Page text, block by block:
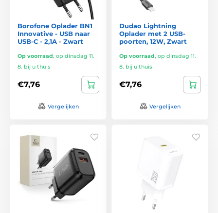
Borofone Oplader BN1
Innovative - USB naar
USB-C - 2,1A - Zwart
Op voorraad, op dinsdag 11.
8. bij u thuis
€7,76
Vergelijken
Dudao Lightning
Oplader met 2 USB-
poorten, 12W, Zwart
Op voorraad, op dinsdag 11.
8. bij u thuis
€7,76
Vergelijken